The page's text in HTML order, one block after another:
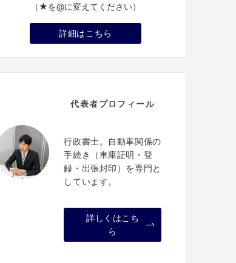
（★を@に変えてください）
詳細はこちら
代表者プロフィール
行政書士。自動車関係の
手続き（車庫証明・登
録・出張封印）を専門と
しています。
詳しくはこち
ら